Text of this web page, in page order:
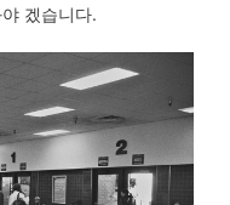
겠습니다.